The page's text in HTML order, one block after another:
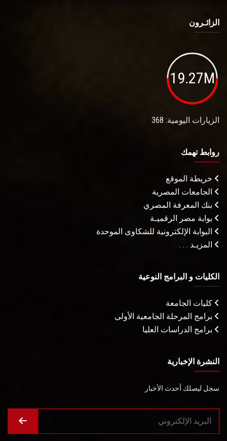
الزائـرون
19.27M
الزيارات اليومية: 368
روابط تهمك
خريطة الموقع
الجامعات المصرية
بنك المعرفة المصري
بوابة مصر الرقميـة
البوابة الإلكترونية للشكاوى الموحدة
المزيـد . . .
الكليات و البرامج النوعية
كليات الجامعة
برامج المرحلة الجامعية الأولى
برامج الدراسات العليا
النشرة الإخبارية
سجل ليصلك أحدث الأخبار